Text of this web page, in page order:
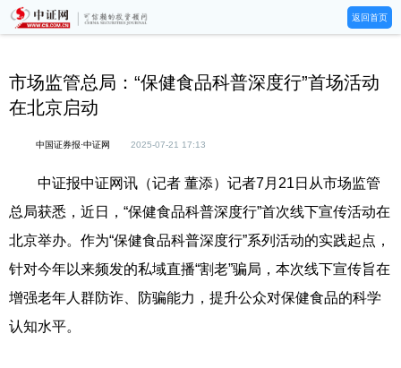
返回首页
市场监管总局：“保健食品科普深度行”首场活动
在北京启动
中国证券报·中证网 2025-07-21 17:13
中证报中证网讯（记者 董添）记者7月21日从市场监管
总局获悉，近日，“保健食品科普深度行”首次线下宣传活动在
北京举办。作为“保健食品科普深度行”系列活动的实践起点，
针对今年以来频发的私域直播“割老”骗局，本次线下宣传旨在
增强老年人群防诈、防骗能力，提升公众对保健食品的科学
认知水平。